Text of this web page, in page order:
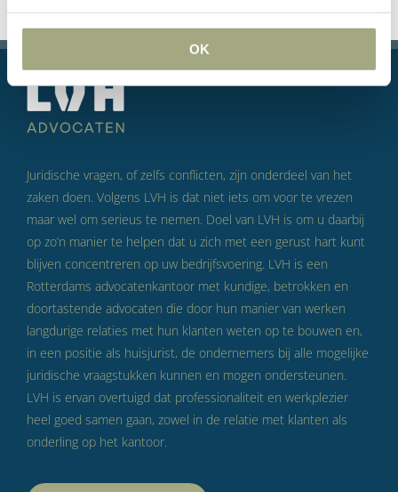
OK
Juridische vragen, of zelfs conflicten, zijn onderdeel van het
zaken doen. Volgens LVH is dat niet iets om voor te vrezen
maar wel om serieus te nemen. Doel van LVH is om u daarbij
op zo’n manier te helpen dat u zich met een gerust hart kunt
blijven concentreren op uw bedrijfsvoering. LVH is een
Rotterdams advocatenkantoor met kundige, betrokken en
doortastende advocaten die door hun manier van werken
langdurige relaties met hun klanten weten op te bouwen en,
in een positie als huisjurist, de ondernemers bij alle mogelijke
juridische vraagstukken kunnen en mogen ondersteunen.
LVH is ervan overtuigd dat professionaliteit en werkplezier
heel goed samen gaan, zowel in de relatie met klanten als
onderling op het kantoor.